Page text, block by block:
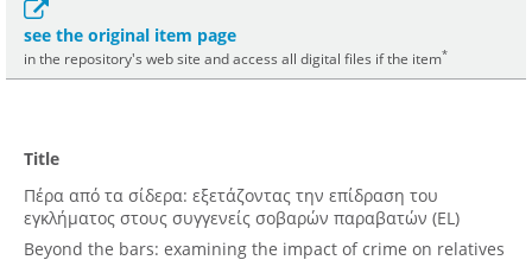
see the original item page
in the repository's web site and access all digital files if the item*
Title
Πέρα από τα σίδερα: εξετάζοντας την επίδραση του
εγκλήματος στους συγγενείς σοβαρών παραβατών (EL)
Beyond the bars: examining the impact of crime on relatives